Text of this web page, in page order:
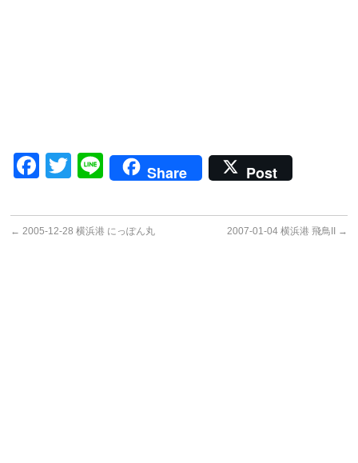
Facebook
Twitter
LineShare Post
← 2005-12-28 横浜港 にっぽん丸 2007-01-04 横浜港 飛鳥II →